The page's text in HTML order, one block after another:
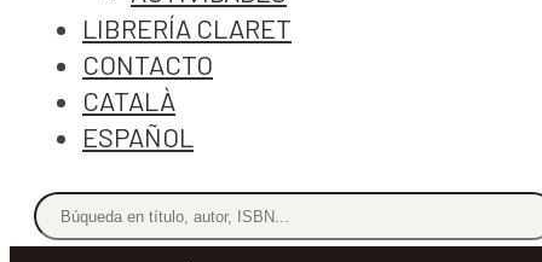
LIBRERÍA CLARET
CONTACTO
CATALÀ
ESPAÑOL